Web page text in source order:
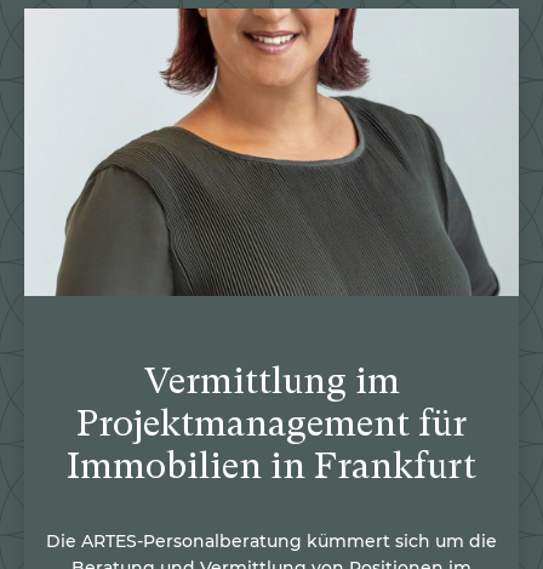
Vermittlung im
Projektmanagement für
Immobilien in Frankfurt
Die ARTES-Personalberatung kümmert sich um die